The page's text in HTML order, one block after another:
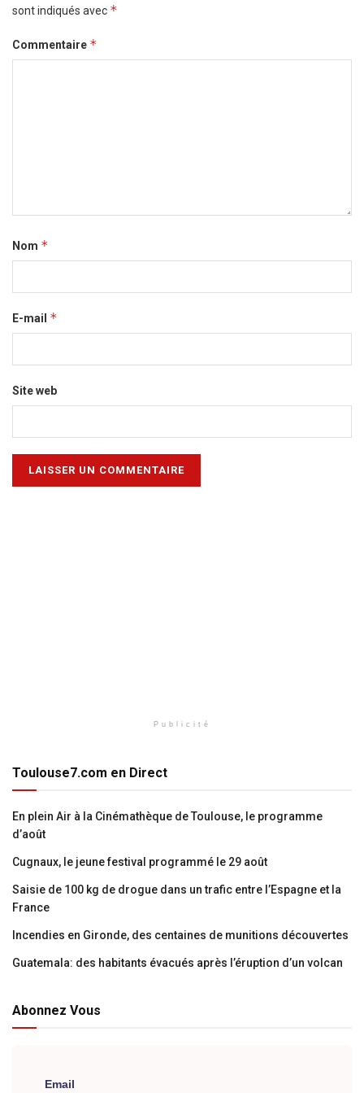
sont indiqués avec *
Commentaire *
Nom *
E-mail *
Site web
Publicité
Toulouse7.com en Direct
En plein Air à la Cinémathèque de Toulouse, le programme
d’août
Cugnaux, le jeune festival programmé le 29 août
Saisie de 100 kg de drogue dans un trafic entre l’Espagne et la
France
Incendies en Gironde, des centaines de munitions découvertes
Guatemala: des habitants évacués après l’éruption d’un volcan
Abonnez Vous
Email